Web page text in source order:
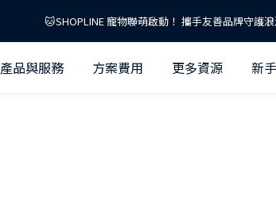
產品與服務 方案費用 更多資源 新
🐱SHOPLINE 寵物聯萌啟動！ 攜手友善品牌守護
掌握 2026 AI 零售關鍵話題！免費下載「AI 零售趨勢